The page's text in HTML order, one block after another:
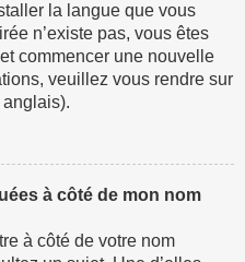
la langue que vous
n’existe pas, vous êtes
commencer une nouvelle
veuillez vous rendre sur
à côté de mon nom
à côté de votre nom